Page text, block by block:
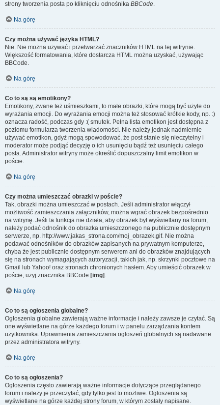
strony tworzenia posta po kliknięciu odnośnika BBCode.
Na górę
Czy można używać języka HTML?
Nie. Nie można używać i przetwarzać znaczników HTML na tej witrynie.
Większość formatowania, które dostarcza HTML można uzyskać, używając
BBCode.
Na górę
Co to są są emotikony?
Emotikony, zwane też uśmieszkami, to małe obrazki, które mogą być użyte do
wyrażania emocji. Do wyrażania emocji można też stosować krótkie kody, np. :)
oznacza radość, podczas gdy :( smutek. Pełna lista emotikon jest dostępna z
poziomu formularza tworzenia wiadomości. Nie należy jednak nadmiernie
używać emotikon, gdyż mogą spowodować, że post stanie się nieczytelny i
moderator może podjąć decyzję o ich usunięciu bądź też usunięciu całego
posta. Administrator witryny może określić dopuszczalny limit emotikon w
poście.
Na górę
Czy można umieszczać obrazki w poście?
Tak, obrazki można umieszczać w postach. Jeśli administrator włączył
możliwość zamieszczania załączników, można wgrać obrazek bezpośrednio
na witrynę. Jeśli ta funkcja nie działa, aby obrazek był wyświetlany na forum,
należy podać odnośnik do obrazka umieszczonego na publicznie dostępnym
serwerze, np. http://www.jakas_strona.com/moj_obrazek.gif. Nie można
podawać odnośników do obrazków zapisanych na prywatnym komputerze,
chyba że jest publicznie dostępnym serwerem ani do obrazków znajdujących
się na stronach wymagających autoryzacji, takich jak, np. skrzynki pocztowe na
Gmail lub Yahoo! oraz stronach chronionych hasłem. Aby umieścić obrazek w
poście, użyj znacznika BBCode [img] .
Na górę
Co to są ogłoszenia globalne?
Ogłoszenia globalne zawierają ważne informacje i należy zawsze je czytać. Są
one wyświetlane na górze każdego forum i w panelu zarządzania kontem
użytkownika. Uprawnienia zamieszczania ogłoszeń globalnych są nadawane
przez administratora witryny.
Na górę
Co to są ogłoszenia?
Ogłoszenia często zawierają ważne informacje dotyczące przeglądanego
forum i należy je przeczytać, gdy tylko jest to możliwe. Ogłoszenia są
wyświetlane na górze każdej strony forum, w którym zostały napisane.